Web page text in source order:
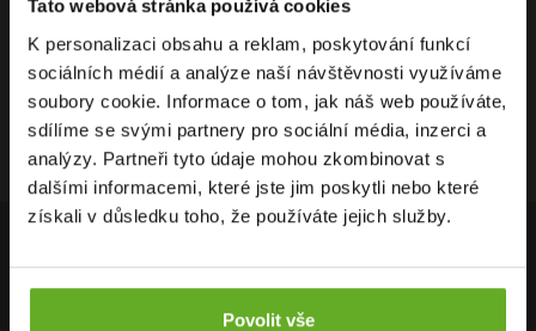
Tato webová stránka používá cookies
K personalizaci obsahu a reklam, poskytování funkcí
sociálních médií a analýze naší návštěvnosti využíváme
soubory cookie. Informace o tom, jak náš web používáte,
sdílíme se svými partnery pro sociální média, inzerci a
analýzy. Partneři tyto údaje mohou zkombinovat s
dalšími informacemi, které jste jim poskytli nebo které
získali v důsledku toho, že používáte jejich služby.
Povolit vše
RYCHLÉ
DORUČENÍ
ZÁRUKA
VRÁCENÍ
RECENZE
HEUREKA
PŘIPOJ SE K NAŠEMU NEWSLETTERU
Neunikne Ti nic z nejnovějších akcí, nabídek, slevových kupónů,